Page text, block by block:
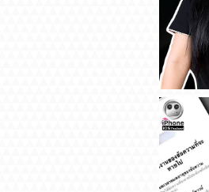
ซื้อ
แล้วนะ